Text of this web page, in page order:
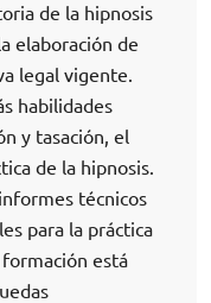
de la hipnosis
elaboración de
legal vigente.
habilidades
y tasación, el
de la hipnosis.
técnicos
para la práctica
está